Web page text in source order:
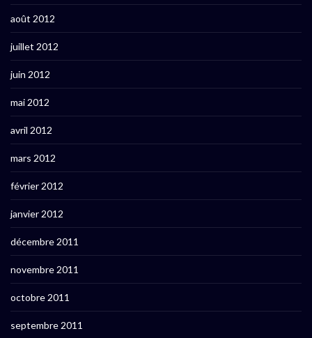
août 2012
juillet 2012
juin 2012
mai 2012
avril 2012
mars 2012
février 2012
janvier 2012
décembre 2011
novembre 2011
octobre 2011
septembre 2011